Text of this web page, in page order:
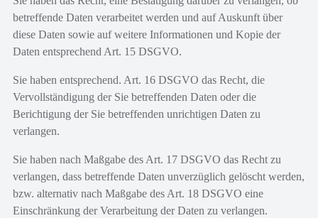
betreffende Daten verarbeitet werden und auf Auskunft über
diese Daten sowie auf weitere Informationen und Kopie der
Daten entsprechend Art. 15 DSGVO.
Sie haben entsprechend. Art. 16 DSGVO das Recht, die
Vervollständigung der Sie betreffenden Daten oder die
Berichtigung der Sie betreffenden unrichtigen Daten zu
verlangen.
Sie haben nach Maßgabe des Art. 17 DSGVO das Recht zu
verlangen, dass betreffende Daten unverzüglich gelöscht werden,
bzw. alternativ nach Maßgabe des Art. 18 DSGVO eine
Einschränkung der Verarbeitung der Daten zu verlangen.